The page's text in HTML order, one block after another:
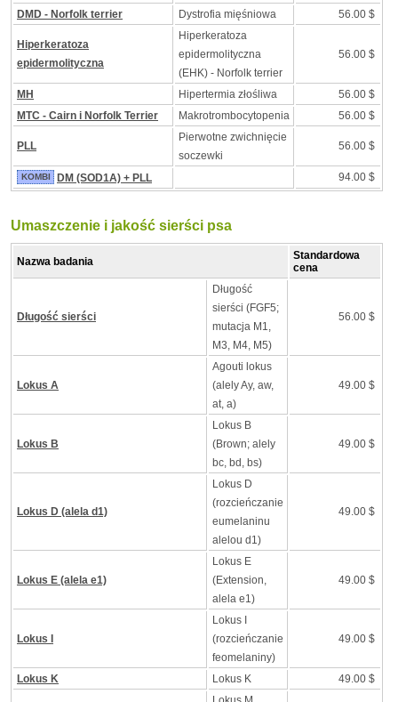
DMD - Norfolk terrier Dystrofia mięśniowa 56.00 $
Hiperkeratoza
epidermolityczna
Hiperkeratoza
epidermolityczna
(EHK) - Norfolk terrier
56.00 $
MH Hipertermia złośliwa
56.00 $
MTC - Cairn i Norfolk Terrier
Makrotrombocytopenia 56.00 $
PLL
Pierwotne zwichnięcie
soczewki
56.00 $
KOMBI DM (SOD1A) + PLL 94.00 $
Umaszczenie i jakość sierści psa
Nazwa badania
Standardowa
cena
Długość sierści
Długość
sierści (FGF5;
mutacja M1,
M3, M4, M5)
56.00 $
Lokus A
Agouti lokus
(alely Ay, aw,
at, a)
49.00 $
Lokus B
Lokus B
(Brown; alely
bc, bd, bs)
49.00 $
Lokus D (alela d1)
Lokus D
(rozcieńczanie
eumelaninu
alelou d1)
49.00 $
Lokus E (alela e1)
Lokus E
(Extension,
alela e1)
49.00 $
Lokus I
Lokus I
(rozcieńczanie
feomelaniny)
49.00 $
Lokus K Lokus K
49.00 $